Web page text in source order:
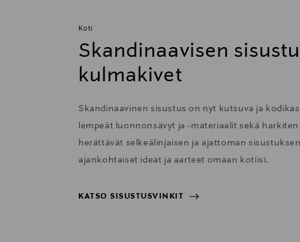
Koti
Skandinaavisen
kulmakivet
Skandinaavinen sisustus on nyt kutsuva ja
lempeät luonnonsävyt ja -materiaalit sekä
herättävät selkeälinjaisen ja ajattoman
ajankohtaiset ideat ja aarteet omaan kotiisi.
KATSO SISUSTUSVINKIT